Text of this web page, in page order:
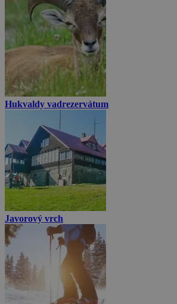
Hukvaldy vadrezervátum
Javorový vrch